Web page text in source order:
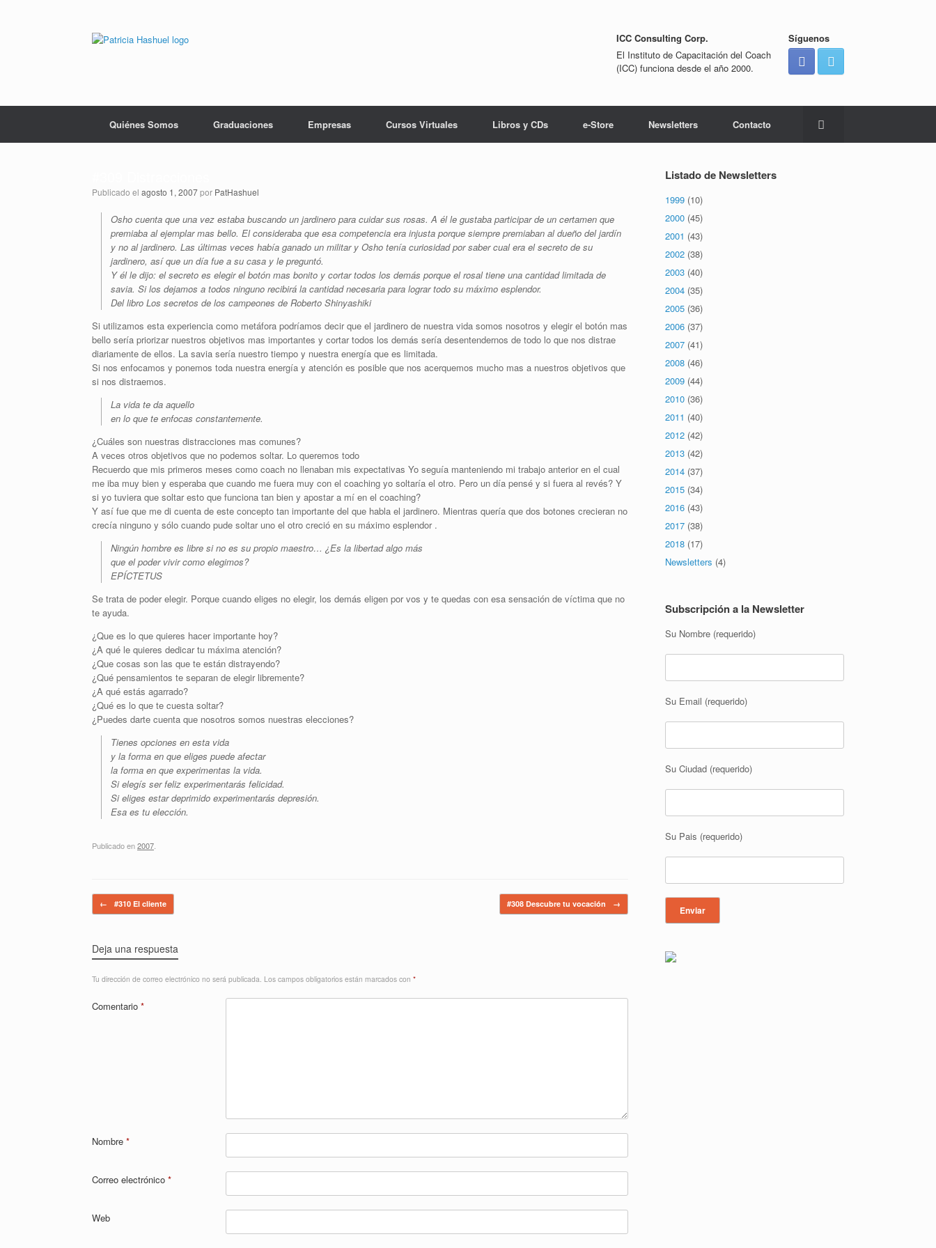
ICC Consulting Corp.
El Instituto de Capacitación del Coach
(ICC) funciona desde el año 2000.
Síguenos
Quiénes Somos Graduaciones Empresas Cursos Virtuales Libros y CDs e-Store Newsletters Contacto
Publicado el agosto 1, 2007por PatHashuel
Osho cuenta que una vez estaba buscando un jardinero para cuidar sus rosas. A él le gustaba participar de un certamen que
premiaba al ejemplar mas bello. El consideraba que esa competencia era injusta porque siempre premiaban al dueño del jardín
y no al jardinero. Las últimas veces había ganado un militar y Osho tenía curiosidad por saber cual era el secreto de su
jardinero, así que un día fue a su casa y le preguntó.
Y él le dijo: el secreto es elegir el botón mas bonito y cortar todos los demás porque el rosal tiene una cantidad limitada de
savia. Si los dejamos a todos ninguno recibirá la cantidad necesaria para lograr todo su máximo esplendor.
Del libro Los secretos de los campeones de Roberto Shinyashiki
Si utilizamos esta experiencia como metáfora podríamos decir que el jardinero de nuestra vida somos nosotros y elegir el botón mas
bello sería priorizar nuestros objetivos mas importantes y cortar todos los demás sería desentendernos de todo lo que nos distrae
diariamente de ellos. La savia sería nuestro tiempo y nuestra energía que es limitada.
Si nos enfocamos y ponemos toda nuestra energía y atención es posible que nos acerquemos mucho mas a nuestros objetivos que
si nos distraemos.
La vida te da aquello
en lo que te enfocas constantemente.
¿Cuáles son nuestras distracciones mas comunes?
A veces otros objetivos que no podemos soltar. Lo queremos todo
Recuerdo que mis primeros meses como coach no llenaban mis expectativas Yo seguía manteniendo mi trabajo anterior en el cual
me iba muy bien y esperaba que cuando me fuera muy con el coaching yo soltaría el otro. Pero un día pensé y si fuera al revés? Y
si yo tuviera que soltar esto que funciona tan bien y apostar a mí en el coaching?
Y así fue que me di cuenta de este concepto tan importante del que habla el jardinero. Mientras quería que dos botones crecieran no
crecía ninguno y sólo cuando pude soltar uno el otro creció en su máximo esplendor .
Ningún hombre es libre si no es su propio maestro… ¿Es la libertad algo más
que el poder vivir como elegimos?
EPÍCTETUS
Se trata de poder elegir. Porque cuando eliges no elegir, los demás eligen por vos y te quedas con esa sensación de víctima que no
te ayuda.
¿Que es lo que quieres hacer importante hoy?
¿A qué le quieres dedicar tu máxima atención?
¿Que cosas son las que te están distrayendo?
¿Qué pensamientos te separan de elegir libremente?
¿A qué estás agarrado?
¿Qué es lo que te cuesta soltar?
¿Puedes darte cuenta que nosotros somos nuestras elecciones?
Tienes opciones en esta vida
y la forma en que eliges puede afectar
la forma en que experimentas la vida.
Si elegís ser feliz experimentarás felicidad.
Si eliges estar deprimido experimentarás depresión.
Esa es tu elección.
Publicado en2007
Navegador de artículos
← #310 El cliente #308 Descubre tu vocación →
Deja una respuesta
Tu dirección de correo electrónico no será publicada. Los campos obligatorios están marcados con *
Comentario *
Nombre *
Correo electrónico *
Web
Listado de Newsletters
1999 (10)
2000 (45)
2001 (43)
2002 (38)
2003 (40)
2004 (35)
2005 (36)
2006 (37)
2007 (41)
2008 (46)
2009 (44)
2010 (36)
2011 (40)
2012 (42)
2013 (42)
2014 (37)
2015 (34)
2016 (43)
2017 (38)
2018 (17)
Newsletters (4)
Subscripción a la Newsletter
Su Nombre (requerido)
Su Email (requerido)
Su Ciudad (requerido)
Su Pais (requerido)